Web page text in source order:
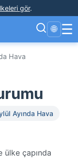
gör.
🌐 ☰
Hava
Ayında Hava
ülke çapında